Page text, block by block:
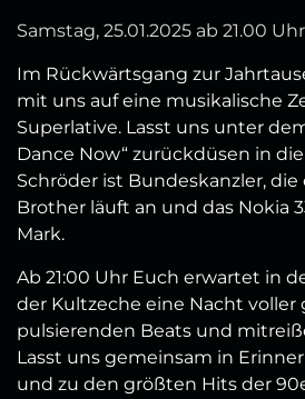
Samstag, 25.01.2025 ab 21.00 Uhr
Im Rückwärtsgang zur
mit uns auf eine musikalische
Superlative. Lasst uns unter
Dance Now“ zurückdüsen in
Schröder ist Bundeskanzler, die
Brother läuft an und das Nokia
Mark.
Ab 21:00 Uhr Euch erwartet in
der Kultzeche eine Nacht voller
pulsierenden Beats und
Lasst uns gemeinsam in
und zu den größten Hits der